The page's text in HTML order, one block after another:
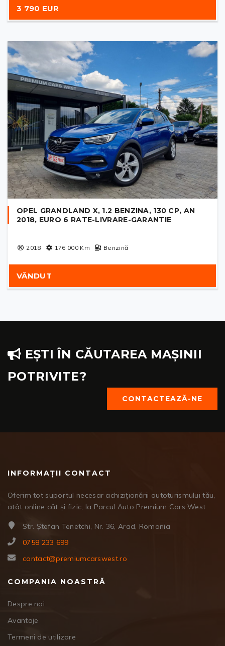
3 790 EUR
OPEL GRANDLAND X, 1.2 BENZINA, 130 CP, AN
2018, EURO 6 RATE-LIVRARE-GARANTIE
2018 176 000Km Benzină
VÂNDUT
EȘTI ÎN CĂUTAREA MAȘINII
POTRIVITE?
CONTACTEAZĂ-NE
INFORMAȚII CONTACT
Oferim tot suportul necesar achiziționării autoturismului tău,
atât online cât și fizic, la Parcul Auto Premium Cars West.
Str. Ștefan Tenetchi, Nr. 36, Arad, Romania
0758 233 699
contact@premiumcarswest.ro
COMPANIA NOASTRĂ
Despre noi
Avantaje
Termeni de utilizare